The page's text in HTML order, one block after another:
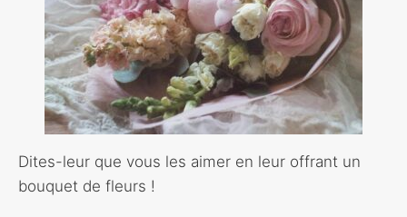
Dites-leur que vous les aimer en leur offrant un
bouquet de fleurs !